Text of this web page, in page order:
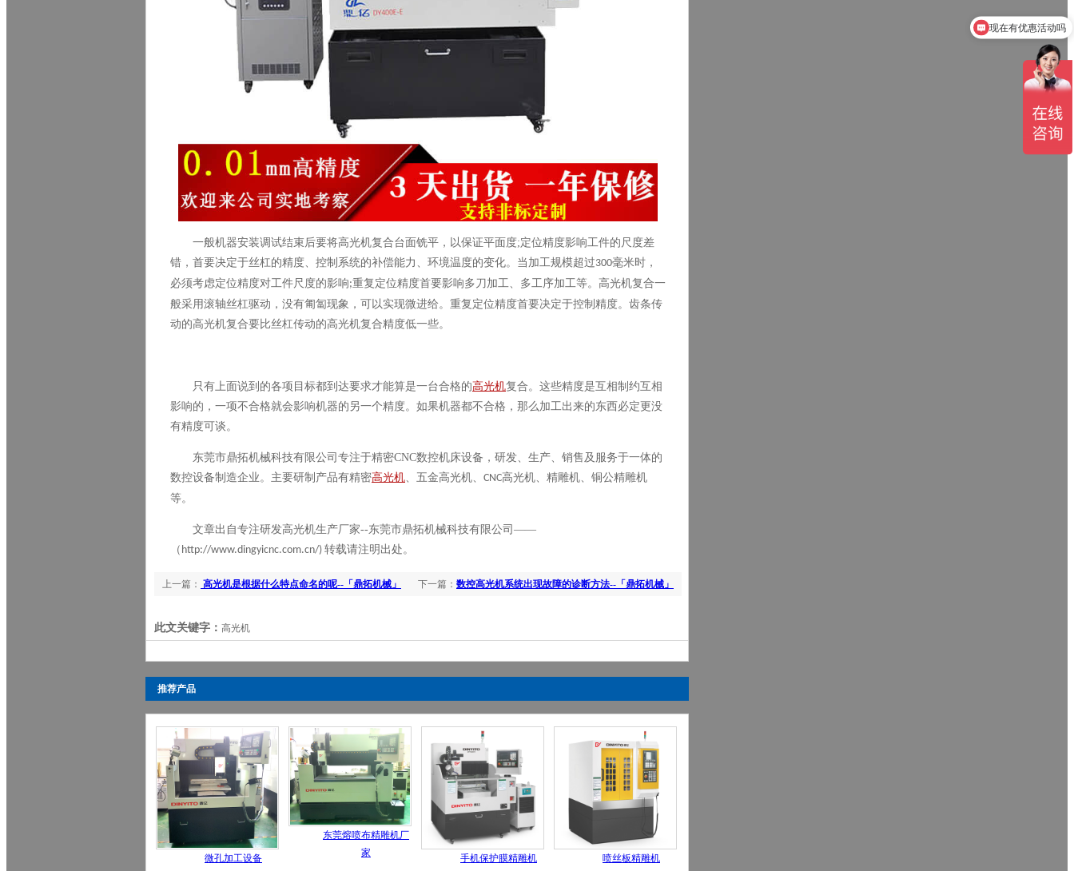
一般机器安装调试结束后要将高光机复合台面铣平，以保证平面度;定位精度影响工件的尺度差
错，首要决定于丝杠的精度、控制系统的补偿能力、环境温度的变化。当加工规模超过300毫米时，
必须考虑定位精度对工件尺度的影响;重复定位精度首要影响多刀加工、多工序加工等。 高光机复合一
般采用滚轴丝杠驱动，没有匍匐现象，可以实现微进给。重复定位精度首要决定于控制精度。齿条传
动的高光机复合要比丝杠传动的高光机复合精度低一些。
只有上面说到的各项目标都到达要求才能算是一台合格的高光机复合。这些精度是互相制约互相
影响的，一项不合格就会影响机器的另一个精度。如果机器都不合格，那么加工出来的东西必定更没
有精度可谈。
东莞市鼎拓机械科技有限公司专注于精密CNC数控机床设备，研发、生产、销售及服务于一体的
数控设备制造企业。主要研制产品有精密高光机、五金高光机、 CNC高光机、精雕机、铜公精雕机
等。
文章出自专注研发高光机生产厂家--东莞市鼎拓机械科技有限公司——
（ http://www.dingyicnc.com.cn/) 转载请注明出处。
下一篇： 数控高光机系统出现故障的诊断方法--「鼎拓机械」
上一篇： 高光机是根据什么特点命名的呢--「鼎拓机械」
此文关键字： 高光机
推荐产品
微孔加工设备
东莞熔喷布精雕机厂
家
手机保护膜精雕机 喷丝板精雕机
现在有优惠活动吗